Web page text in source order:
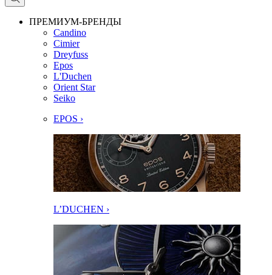
ПРЕМИУМ-БРЕНДЫ
Candino
Cimier
Dreyfuss
Epos
L'Duchen
Orient Star
Seiko
EPOS ›
L’DUCHEN ›